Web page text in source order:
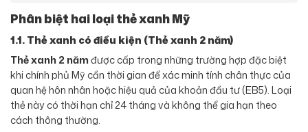
Phân biệt hai loại thẻ xanh Mỹ
1.1. Thẻ xanh có điều kiện (Thẻ xanh 2 năm)
Thẻ xanh 2 nămđược cấp trong những trường hợp đặc biệt
khi chính phủ Mỹ cần thời gian để xác minh tính chân thực của
quan hệ hôn nhân hoặc hiệu quả của khoản đầu tư (EB5). Loại
thẻ này có thời hạn chỉ 24 tháng và không thể gia hạn theo
cách thông thường.